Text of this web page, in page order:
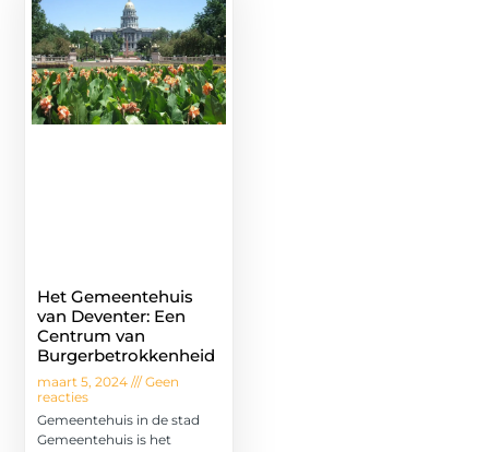
Het Gemeentehuis
van Deventer: Een
Centrum van
Burgerbetrokkenheid
maart 5, 2024
Geen
reacties
Gemeentehuis in de stad
Gemeentehuis is het